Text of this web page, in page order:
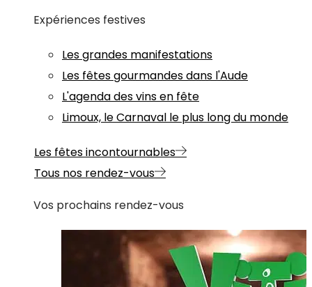
Expériences festives
Les grandes manifestations
Les fêtes gourmandes dans l'Aude
L'agenda des vins en fête
Limoux, le Carnaval le plus long du monde
Les fêtes incontournables
Tous nos rendez-vous
Vos prochains rendez-vous